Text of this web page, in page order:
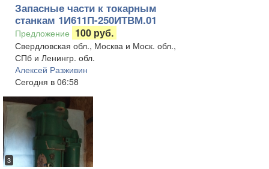
Запасные части к токарным
станкам 1И611П-250ИТВМ.01
Предложение 100 руб.
Свердловская обл., Москва и Моск. обл.,
СПб и Ленингр. обл.
Алексей Разживин
Сегодня в 06:58
3